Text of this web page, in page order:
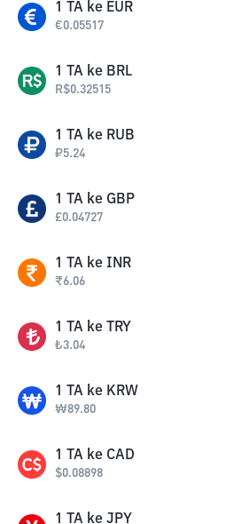
1 TA ke EUR
€0.05517
1 TA ke BRL
R$0.32515
1 TA ke RUB
₽5.24
1 TA ke GBP
£0.04727
1 TA ke INR
₹6.06
1 TA ke TRY
₺3.04
1 TA ke KRW
₩89.80
1 TA ke CAD
$0.08898
1 TA ke JPY